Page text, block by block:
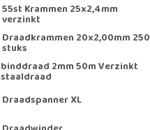
55st Krammen 25x2,4mm
verzinkt
Draadkrammen 20x2,00mm 250
stuks
binddraad 2mm 50m Verzinkt
staaldraad
Draadspanner XL